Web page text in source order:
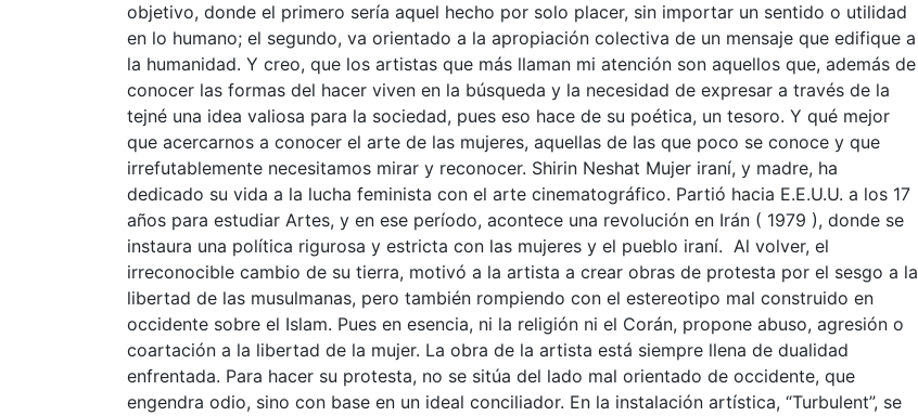
objetivo, donde el primero sería aquel hecho por solo placer, sin importar un sentido o utilidad
en lo humano; el segundo, va orientado a la apropiación colectiva de un mensaje que edifique a
la humanidad. Y creo, que los artistas que más llaman mi atención son aquellos que, además de
conocer las formas del hacer viven en la búsqueda y la necesidad de expresar a través de la
tejné una idea valiosa para la sociedad, pues eso hace de su poética, un tesoro. Y qué mejor
que acercarnos a conocer el arte de las mujeres, aquellas de las que poco se conoce y que
irrefutablemente necesitamos mirar y reconocer. Shirin Neshat Mujer iraní, y madre, ha
dedicado su vida a la lucha feminista con el arte cinematográfico. Partió hacia E.E.U.U. a los 17
años para estudiar Artes, y en ese período, acontece una revolución en Irán ( 1979 ), donde se
instaura una política rigurosa y estricta con las mujeres y el pueblo iraní. Al volver, el
irreconocible cambio de su tierra, motivó a la artista a crear obras de protesta por el sesgo a la
libertad de las musulmanas, pero también rompiendo con el estereotipo mal construido en
occidente sobre el Islam. Pues en esencia, ni la religión ni el Corán, propone abuso, agresión o
coartación a la libertad de la mujer. La obra de la artista está siempre llena de dualidad
enfrentada. Para hacer su protesta, no se sitúa del lado mal orientado de occidente, que
engendra odio, sino con base en un ideal conciliador. En la instalación artística, “Turbulent”, se